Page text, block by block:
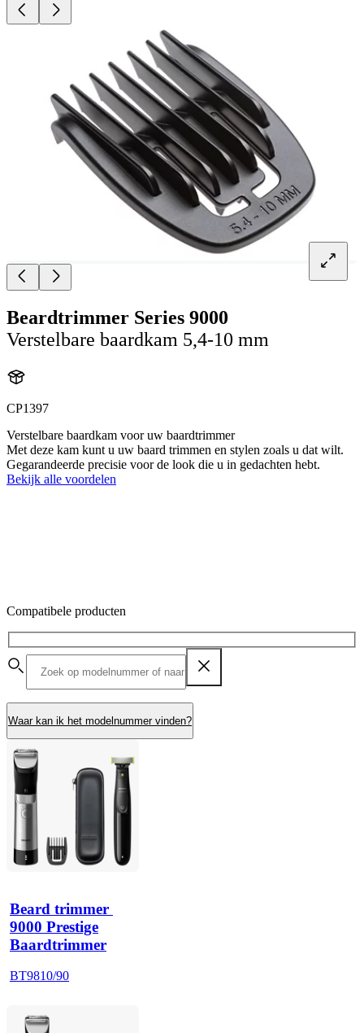
Beardtrimmer Series 9000
Verstelbare baardkam 5,4-10 mm
CP1397
Verstelbare baardkam voor uw baardtrimmer
Met deze kam kunt u uw baard trimmen en stylen zoals u dat wilt.
Gegarandeerde precisie voor de look die u in gedachten hebt.
Bekijk alle voordelen
Compatibele producten
Waar kan ik het modelnummer vinden?
Beard trimmer
9000 Prestige
Baardtrimmer
BT9810/90